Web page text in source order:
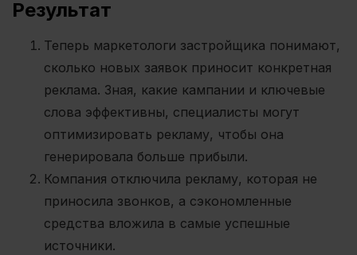
Результат
Теперь маркетологи застройщика понимают,
сколько новых заявок приносит конкретная
реклама. Зная, какие кампании и ключевые
слова эффективны, специалисты могут
оптимизировать рекламу, чтобы она
генерировала больше прибыли.
Компания отключила рекламу, которая не
приносила звонков, а сэкономленные
средства вложила в самые успешные
источники.